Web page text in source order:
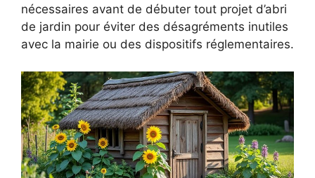
nécessaires avant de débuter tout projet d’abri
de jardin pour éviter des désagréments inutiles
avec la mairie ou des dispositifs réglementaires.